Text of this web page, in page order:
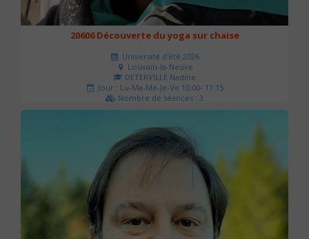
20606 Découverte du yoga sur chaise
Université d'été 2026
Louvain-la-Neuve
DETERVILLE Nadine
Jour : Lu-Ma-Me-Je-Ve 10:00- 11:15
Nombre de séances : 3
30 €